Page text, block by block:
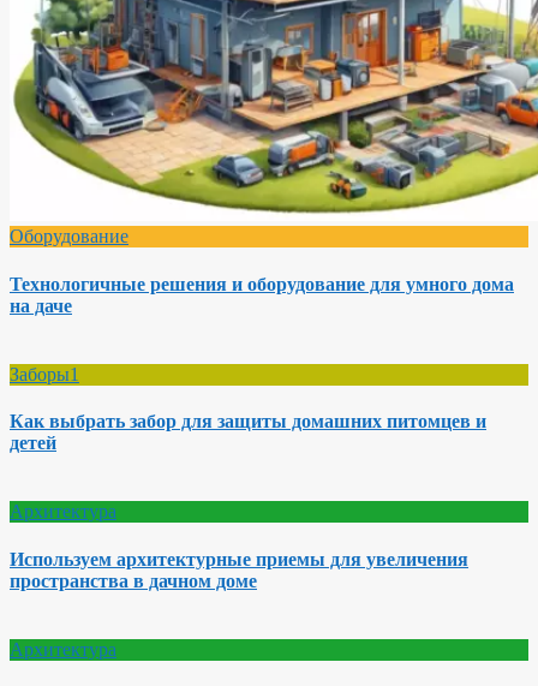
Оборудование
Технологичные решения и оборудование для умного дома
на даче
Заборы1
Как выбрать забор для защиты домашних питомцев и
детей
Архитектура
Используем архитектурные приемы для увеличения
пространства в дачном доме
Архитектура